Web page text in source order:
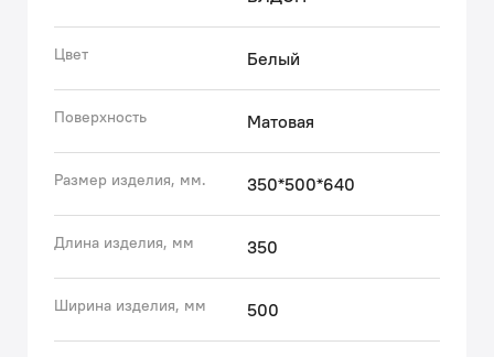
механизмом плавного доведения закрываются
плавно и бесшумно. Интегрированные ручки.
Фурнитура рассчитана на 30 000 открываний, что
составляет более 10 лет исправной работы.
• Сифон в комплекте, за счет чего тумба полностью
готова к установке.
(с) Авторский текст, апрель 2023 г.
Цвет Белый
Поверхность Матовая
Размер изделия, мм. 350*500*640
Длина изделия, мм 350
Ширина изделия, мм 500